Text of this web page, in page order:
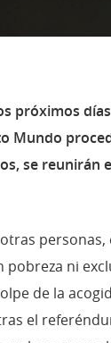
próximos
Mundo
se reunirán
pobreza ni
de la
el